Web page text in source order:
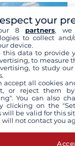
Rhein fließt
your
8 partners, we
to collect
device.
this data to provide
to measure
to study
accept all cookies
or reject them
You can also
clicking on the
will be valid for this
will not contact you